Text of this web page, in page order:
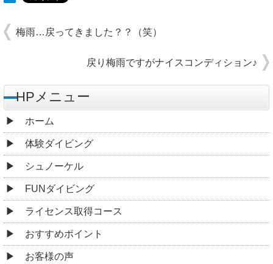
梅雨…戻ってきました？？（笑）
戻り梅雨ですがナイスコンディション♪
HPメニュー
ホーム
体験ダイビング
シュノーケル
FUNダイビング
ライセンス取得コース
おすすめポイント
お客様の声